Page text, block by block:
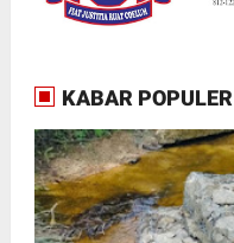
KABAR POPULER